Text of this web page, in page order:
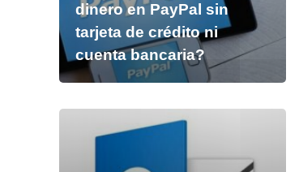
dinero en PayPal sin
tarjeta de crédito ni
cuenta bancaria?